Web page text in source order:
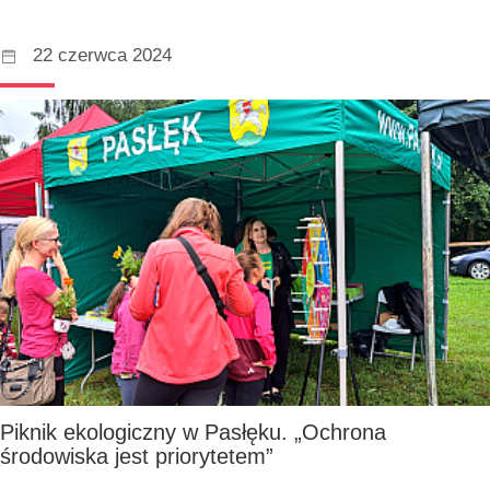
22 czerwca 2024
Piknik ekologiczny w Pasłęku. „Ochrona
środowiska jest priorytetem”